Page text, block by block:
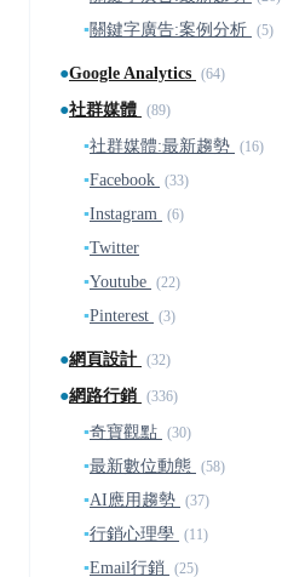
▪關鍵字廣告:案例分析 (5)
●Google Analytics (64)
●社群媒體 (89)
▪社群媒體:最新趨勢 (16)
▪Facebook (33)
▪Instagram (6)
▪Twitter
▪Youtube (22)
▪Pinterest (3)
●網頁設計 (32)
●網路行銷 (336)
▪奇寶觀點 (30)
▪最新數位動態 (58)
▪AI應用趨勢 (37)
▪行銷心理學 (11)
▪Email行銷 (25)